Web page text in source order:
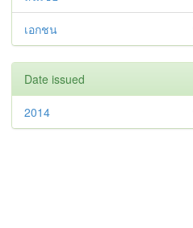
เอกชน
Date issued
2014